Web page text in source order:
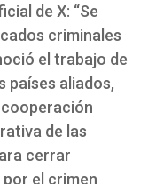
de X: “Se
criminales
el trabajo de
países aliados,
de las
cerrar
el crimen